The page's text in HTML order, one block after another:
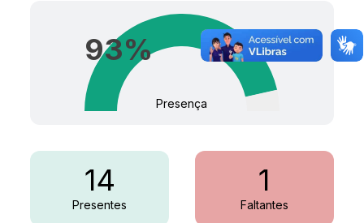
93%
Presença
14
Presentes
1
Faltantes